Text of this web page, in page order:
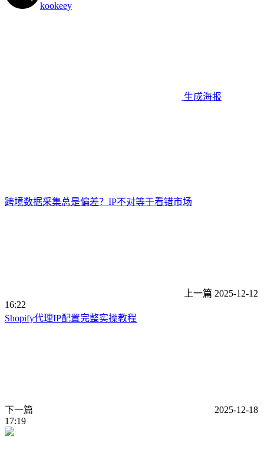
kookeey
生成海报
跨境数据采集总是偏差？IP不对等于看错市场
上一篇 2025-12-12
16:22
Shopify代理IP配置完整实操教程
下一篇
2025-12-18
17:19